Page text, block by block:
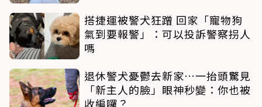
搭捷運被警犬狂蹭 回家「寵物狗
氣到要報警」：可以投訴警察拐人
嗎
退休警犬憂鬱去新家…一抬頭驚見
「新主人的臉」眼神秒變：你也被
收編囉？